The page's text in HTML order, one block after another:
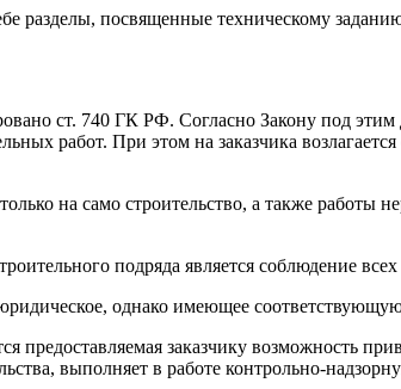
разделы, посвященные техническому
ст. 740 ГК РФ. Согласно Закону под
работ. При этом на заказчика
на само строительство, а также
подряда является соблюдение
однако имеющее
предоставляемая заказчику возможность
выполняет в работе контрольно-